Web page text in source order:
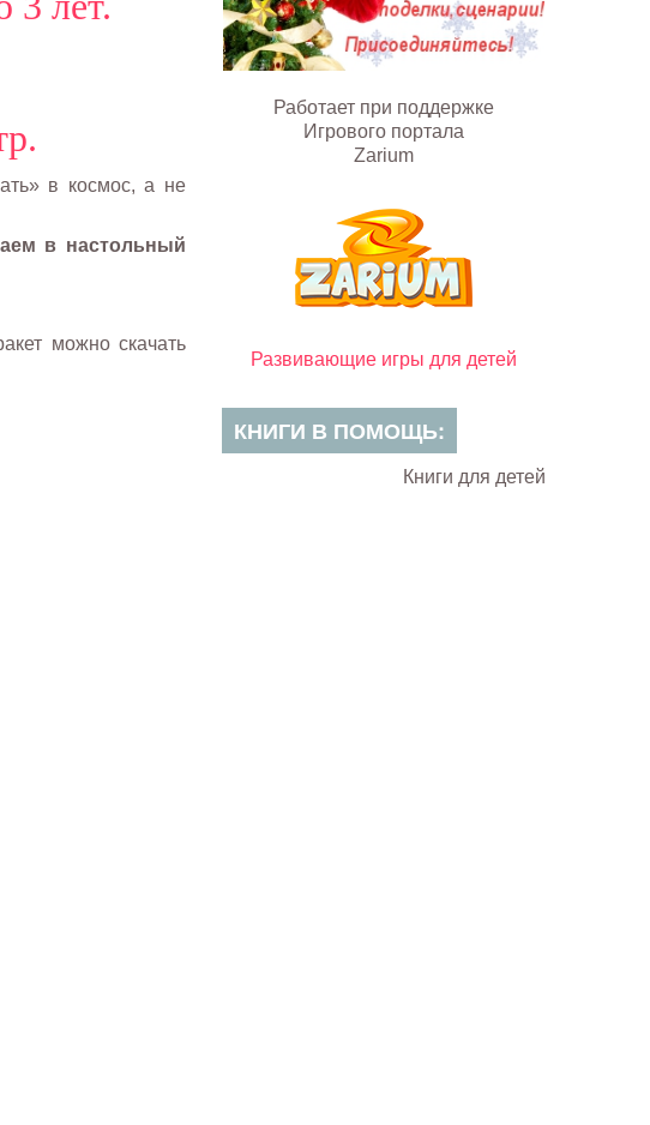
в космос, а не
в настольный
можно скачать
Работает при поддержке
Игрового портала
Zarium
Развивающие игры для детей
КНИГИ В ПОМОЩЬ:
Книги для детей